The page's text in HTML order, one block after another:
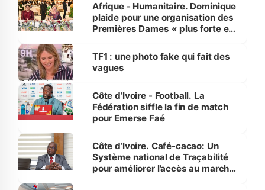
Afrique - Humanitaire. Dominique
plaide pour une organisation des
Premières Dames « plus forte et
sur la scène internationale »
TF1 : une photo fake qui fait des
vagues
Côte d’Ivoire - Football. La
Fédération siffle la fin de match
pour Emerse Faé
Côte d’Ivoire. Café-cacao: Un
Système national de Traçabilité
pour améliorer l’accès au marché